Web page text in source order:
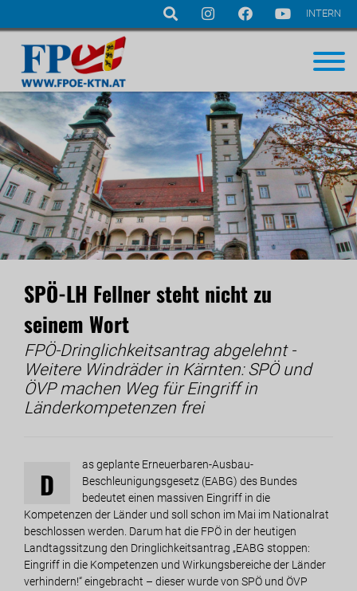
Navigation
überspringen
INTERN
SPÖ-LH Fellner steht nicht zu
seinem Wort
FPÖ-Dringlichkeitsantrag abgelehnt -
Weitere Windräder in Kärnten: SPÖ und
ÖVP machen Weg für Eingriff in
Länderkompetenzen frei
D
as geplante Erneuerbaren-Ausbau-
Beschleunigungsgesetz (EABG) des Bundes
bedeutet einen massiven Eingriff in die
Kompetenzen der Länder und soll schon im Mai im Nationalrat
beschlossen werden. Darum hat die FPÖ in der heutigen
Landtagssitzung den Dringlichkeitsantrag „EABG stoppen:
Eingriff in die Kompetenzen und Wirkungsbereiche der Länder
verhindern!“ eingebracht – dieser wurde von SPÖ und ÖVP